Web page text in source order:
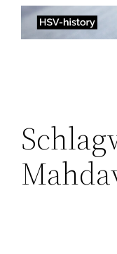
Zum
Inhalt